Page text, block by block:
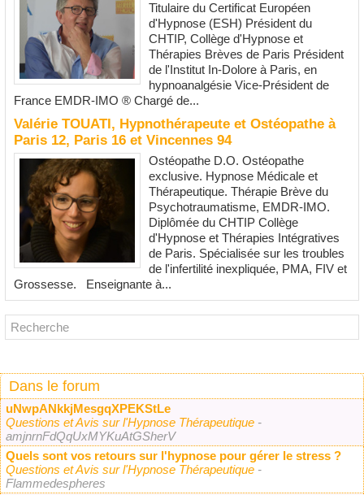
Titulaire du Certificat Européen
d'Hypnose (ESH) Président du
CHTIP, Collège d'Hypnose et
Thérapies Brèves de Paris Président
de l'Institut In-Dolore à Paris, en
hypnoanalgésie Vice-Président de
France EMDR-IMO ® Chargé de...
Valérie TOUATI, Hypnothérapeute et Ostéopathe à
Paris 12, Paris 16 et Vincennes 94
Ostéopathe D.O. Ostéopathe
exclusive. Hypnose Médicale et
Thérapeutique. Thérapie Brève du
Psychotraumatisme, EMDR-IMO.
Diplômée du CHTIP Collège
d'Hypnose et Thérapies Intégratives
de Paris. Spécialisée sur les troubles
de l'infertilité inexpliquée, PMA, FIV et
Grossesse. Enseignante à...
Dans le forum
uNwpANkkjMesgqXPEKStLe
Questions et Avis sur l'Hypnose Thérapeutique -
amjnrnFdQqUxMYKuAtGSherV
Quels sont vos retours sur l'hypnose pour gérer le stress ?
Questions et Avis sur l'Hypnose Thérapeutique -
Flammedespheres